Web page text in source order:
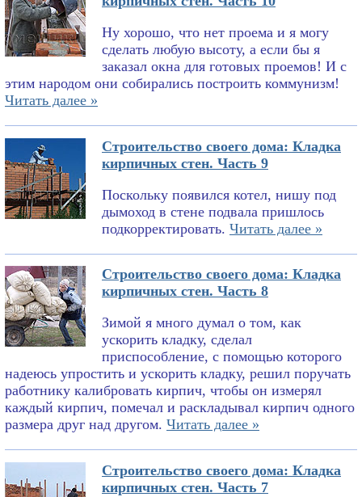
Ну хорошо, что нет проема и я могу
сделать любую высоту, а если бы я
заказал окна для готовых проемов! И с
этим народом они собирались построить коммунизм!
Читать далее »
Строительство своего дома: Кладка
кирпичных стен. Часть 9
Поскольку появился котел, нишу под
дымоход в стене подвала пришлось
подкорректировать. Читать далее »
Строительство своего дома: Кладка
кирпичных стен. Часть 8
Зимой я много думал о том, как
ускорить кладку, сделал
приспособление, с помощью которого
надеюсь упростить и ускорить кладку, решил поручать
работнику калибровать кирпич, чтобы он измерял
каждый кирпич, помечал и раскладывал кирпич одного
размера друг над другом. Читать далее »
Строительство своего дома: Кладка
кирпичных стен. Часть 7